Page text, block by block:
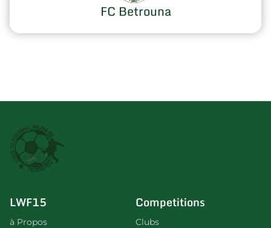
FC Betrouna
LWF15
à Propos
Competitions
Clubs